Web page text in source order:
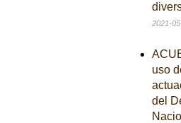
2021-
uso
del